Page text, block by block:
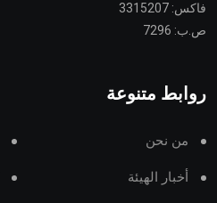
فاكس: 3315207
ص.ب: 7296
روابط متنوعة
من نحن
أخبار الهيئة